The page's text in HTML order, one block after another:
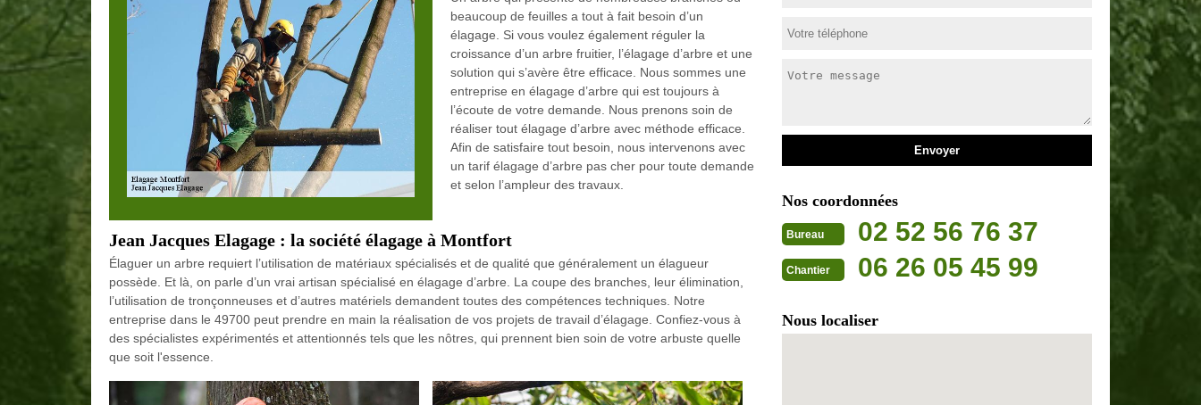
beaucoup de feuilles a tout à fait besoin d’un
élagage. Si vous voulez également réguler la
croissance d’un arbre fruitier, l’élagage d’arbre et une
solution qui s’avère être efficace. Nous sommes une
entreprise en élagage d’arbre qui est toujours à
l’écoute de votre demande. Nous prenons soin de
réaliser tout élagage d’arbre avec méthode efficace.
Afin de satisfaire tout besoin, nous intervenons avec
un tarif élagage d’arbre pas cher pour toute demande
et selon l’ampleur des travaux.
Jean Jacques Elagage : la société élagage à Montfort
Élaguer un arbre requiert l’utilisation de matériaux spécialisés et de qualité que généralement un élagueur
possède. Et là, on parle d’un vrai artisan spécialisé en élagage d’arbre. La coupe des branches, leur élimination,
l’utilisation de tronçonneuses et d’autres matériels demandent toutes des compétences techniques. Notre
entreprise dans le 49700 peut prendre en main la réalisation de vos projets de travail d’élagage. Confiez-vous à
des spécialistes expérimentés et attentionnés tels que les nôtres, qui prennent bien soin de votre arbuste quelle
que soit l'essence.
Nos coordonnées
Bureau 02 52 56 76 37
Chantier 06 26 05 45 99
Nous localiser